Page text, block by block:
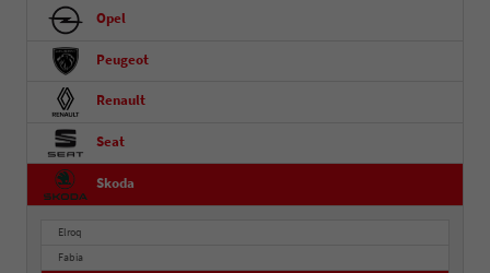
Opel
Peugeot
Renault
Seat
Skoda
Elroq
Fabia